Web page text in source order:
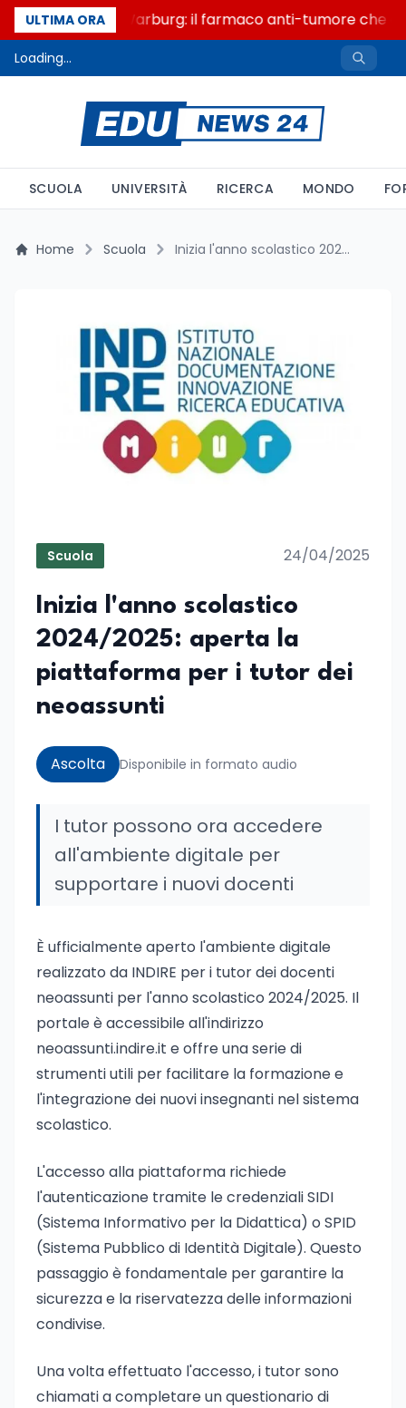
ULTIMA ORA
Un secolo di Warburg: il farmaco anti-tumore che
Loading...
SCUOLA UNIVERSITÀ RICERCA MONDO
Home Scuola Inizia l'anno scolastico 2024/2025: aperta la piattaforma per i tutor dei neoassunti
Scuola 24/04/2025
Inizia l'anno scolastico
2024/2025: aperta la
piattaforma per i tutor dei
neoassunti
Ascolta Disponibile in formato audio
I tutor possono ora accedere
all'ambiente digitale per
supportare i nuovi docenti
È ufficialmente aperto l'ambiente digitale
realizzato da INDIRE per i tutor dei docenti
neoassunti per l'anno scolastico 2024/2025. Il
portale è accessibile all'indirizzo
neoassunti.indire.it e offre una serie di
strumenti utili per facilitare la formazione e
l'integrazione dei nuovi insegnanti nel sistema
scolastico.
L'accesso alla piattaforma richiede
l'autenticazione tramite le credenziali SIDI
(Sistema Informativo per la Didattica) o SPID
(Sistema Pubblico di Identità Digitale). Questo
passaggio è fondamentale per garantire la
sicurezza e la riservatezza delle informazioni
condivise.
Una volta effettuato l'accesso, i tutor sono
chiamati a completare un questionario di